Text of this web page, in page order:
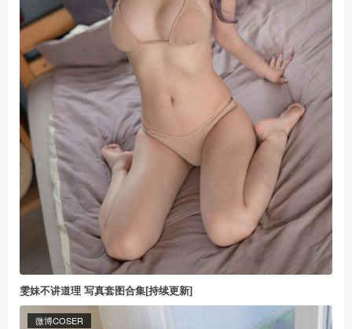
雯妹不讲道理 写真套图合集[持续更新]
微博COSER